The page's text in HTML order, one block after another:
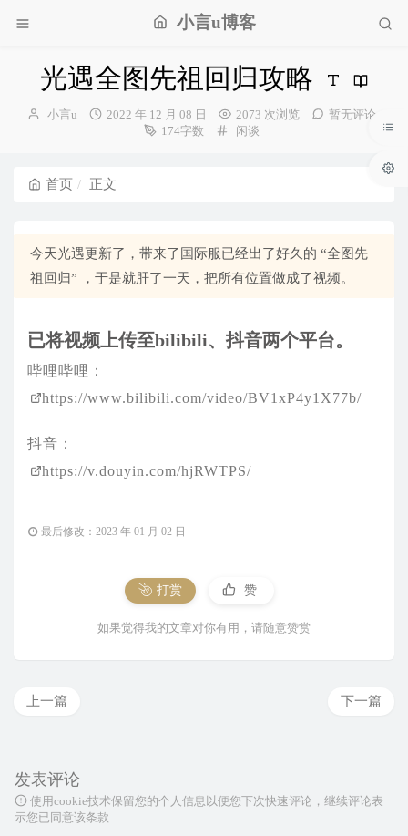
小言u博客
光遇全图先祖回归攻略
博
小言u
发
2022 年 12 月 08 日 2073 次浏览
暂无评论
174字数
分
闲谈
首页 正文
今天光遇更新了，带来了国际服已经出了好久的 “全图先
祖回归” ，于是就肝了一天，把所有位置做成了视频。
已将视频上传至bilibili、抖音两个平台。
哔哩哔哩：
https://www.bilibili.com/video/BV1xP4y1X77b/
抖音：
https://v.douyin.com/hjRWTPS/
最后修改：2023 年 01 月 02 日
打赏 赞
如果觉得我的文章对你有用，请随意赞赏
下一篇
上一篇
发表评论
使用cookie技术保留您的个人信息以便您下次快速评论，继续评论表
示您已同意该条款